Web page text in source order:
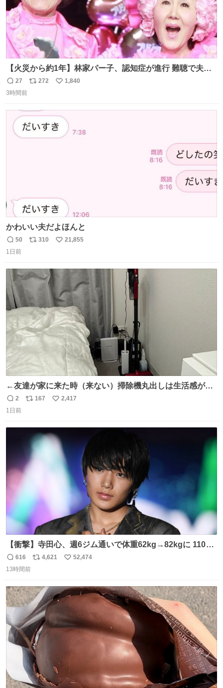
【火災から約1年】林家パー子、認知症が進行 難聴で夫・
ペーと「筆談」 news.livedoor.com/article/detail… パー子
は以前からの難聴も悪化。大声での会話も通じないという
れだけ分かる。『今なんて言った？』みたいな。始末が悪
いんだ」と笑顔で語った。
返
信
27
リ
ト
数
272
い
数
1,840
3時間前
かわいい夫だよほんと
返
信
50
リ
ト
310
い
数
21,855
1日前
←友達が家に来た時（来ない）掃除機丸出しは生活感が出
てかっこ悪いなぁ →せや
返
信
2
リ
数
167
い
数
2,417
1日前
【衝撃】寺田心、週6ジム通いで体重62kg→82kgに 110kg
のベンチプレス持ち上げる姿披露
news.livedoor.com/article/detail… 元々自重のみだった
のためおにぎり10個、ゼリー飲料3～4本、パスタと毎日4
千kcalオーバーの食事を摂取し、増量したという。
返
信
616
リ
ト
数
4,621
い
数
52,474
13時間前